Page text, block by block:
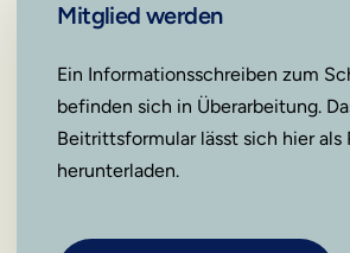
Mitglied werden
Ein Informationsschreiben zum
befinden sich in Überarbeitung.
Beitrittsformular lässt sich hier als
herunterladen.